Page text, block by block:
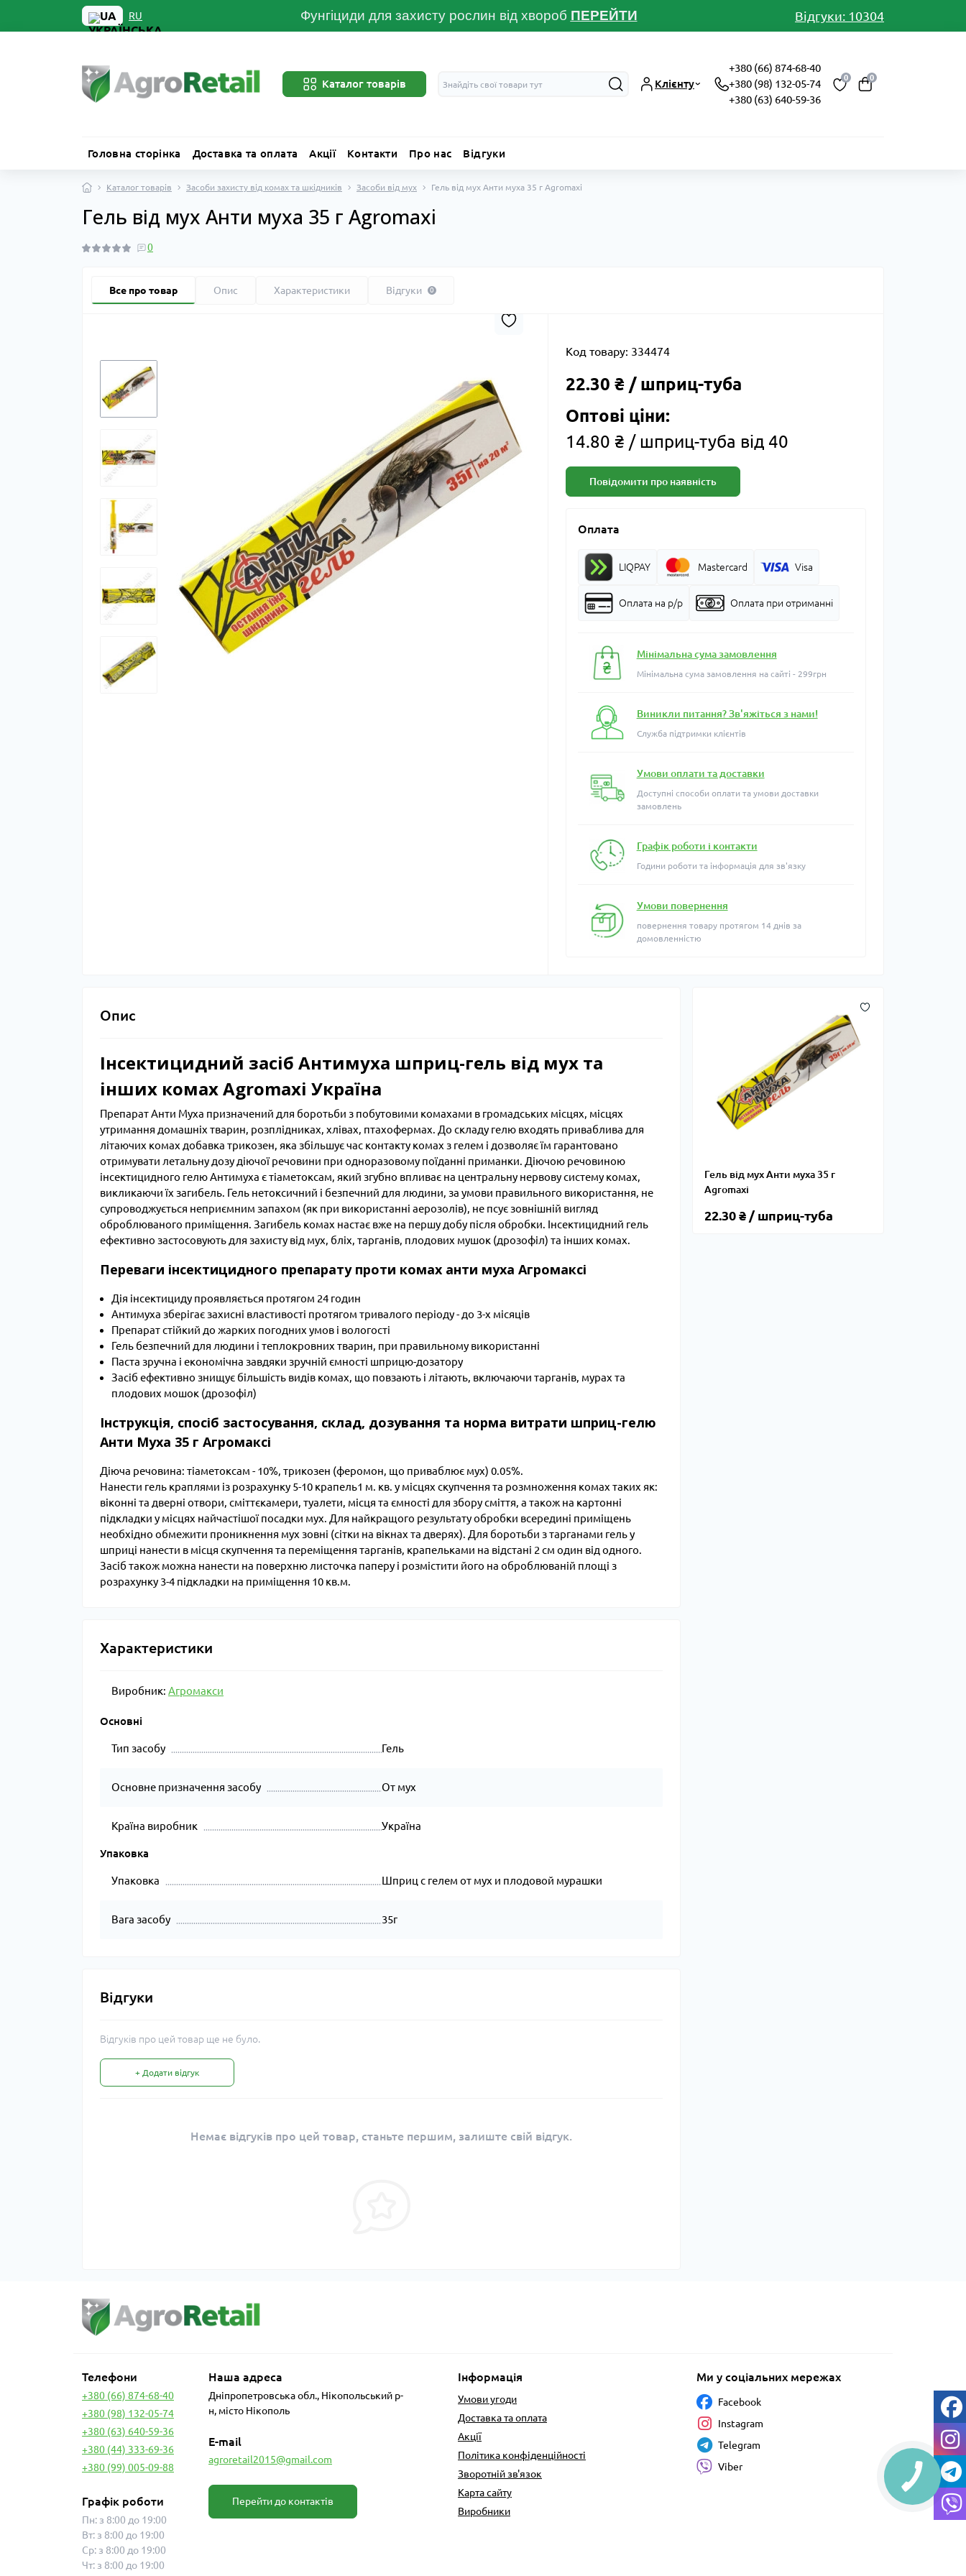
UA RU Фунгіциди для захисту рослин від хвороб ПЕРЕЙТИ Відгуки: 10304
Каталог товарів Клієнту
+380 (66) 874-68-40
+380 (98) 132-05-74
+380 (63) 640-59-36
0 0
Головна сторінка Доставка та оплата Акції Контакти Про нас Відгуки
Каталог товарів Засоби захисту від комах та шкідників Засоби від мух Гель від мух Анти муха 35 г Agromaxi
Гель від мух Анти муха 35 г Agromaxi
0
Все про товар Опис Характеристики Відгуки 0
Код товару: 334474
22.30 ₴ / шприц-туба
Оптові ціни:
14.80 ₴ / шприц-туба від 40
Повідомити про наявність
Оплата
LIQPAY Mastercard Visa
Оплата на р/р Оплата при отриманні
Мінімальна сума замовлення
Мінімальна сума замовлення на сайті - 299грн
Виникли питання? Зв'яжіться з нами!
Служба підтримки клієнтів
Умови оплати та доставки
Доступні способи оплати та умови доставки
замовлень
Графік роботи і контакти
Години роботи та інформація для зв'язку
Умови повернення
повернення товару протягом 14 днів за
домовленністю
Гель від мух Анти муха 35 г
Agromaxi
22.30 ₴ / шприц-туба
Опис
Інсектицидний засіб Антимуха шприц-гель від мух та
інших комах Agromaxi Україна
Препарат Анти Муха призначений для боротьби з побутовими комахами в громадських місцях, місцях
утримання домашніх тварин, розплідниках, хлівах, птахофермах. До складу гелю входять приваблива для
літаючих комах добавка трикозен, яка збільшує час контакту комах з гелем і дозволяє їм гарантовано
отримувати летальну дозу діючої речовини при одноразовому поїданні приманки. Діючою речовиною
інсектицидного гелю Антимуха є тіаметоксам, який згубно впливає на центральну нервову систему комах,
викликаючи їх загибель. Гель нетоксичний і безпечний для людини, за умови правильного використання, не
супроводжується неприємним запахом (як при використанні аерозолів), не псує зовнішній вигляд
оброблюваного приміщення. Загибель комах настає вже на першу добу після обробки. Інсектицидний гель
ефективно застосовують для захисту від мух, бліх, тарганів, плодових мушок (дрозофіл) та інших комах.
Переваги інсектицидного препарату проти комах анти муха Агромаксі
Дія інсектициду проявляється протягом 24 годин
Антимуха зберігає захисні властивості протягом тривалого періоду - до 3-х місяців
Препарат стійкий до жарких погодних умов і вологості
Гель безпечний для людини і теплокровних тварин, при правильному використанні
Паста зручна і економічна завдяки зручній ємності шприцю-дозатору
Засіб ефективно знищує більшість видів комах, що повзають і літають, включаючи тарганів, мурах та
плодових мошок (дрозофіл)
Інструкція, спосіб застосування, склад, дозування та норма витрати шприц-гелю
Анти Муха 35 г Агромаксі
Діюча речовина: тіаметоксам - 10%, трикозен (феромон, що приваблює мух) 0.05%.
Нанести гель краплями із розрахунку 5-10 крапель1 м. кв. у місцях скупчення та розмноження комах таких як:
віконні та дверні отвори, сміттєкамери, туалети, місця та ємності для збору сміття, а також на картонні
підкладки у місцях найчастішої посадки мух. Для найкращого результату обробки всередині приміщень
необхідно обмежити проникнення мух зовні (сітки на вікнах та дверях). Для боротьби з тарганами гель у
шприці нанести в місця скупчення та переміщення тарганів, крапельками на відстані 2 см один від одного.
Засіб також можна нанести на поверхню листочка паперу і розмістити його на оброблюваній площі з
розрахунку 3-4 підкладки на приміщення 10 кв.м.
Характеристики
Виробник: Агромакси
Основні
Тип засобу Гель
Основне призначення засобу От мух
Країна виробник Україна
Упаковка
Упаковка Шприц с гелем от мух и плодовой мурашки
Вага засобу 35г
Відгуки
Відгуків про цей товар ще не було.
+ Додати відгук
Немає відгуків про цей товар, станьте першим, залиште свій відгук.
Телефони
+380 (66) 874-68-40
+380 (98) 132-05-74
+380 (63) 640-59-36
+380 (44) 333-69-36
+380 (99) 005-09-88
Графік роботи
Пн: з 8:00 до 19:00
Вт: з 8:00 до 19:00
Ср: з 8:00 до 19:00
Чт: з 8:00 до 19:00
Наша адреса
Дніпропетровська обл., Нікопольський р-
н, місто Нікополь
E-mail
agroretail2015@gmail.com
Перейти до контактів
Інформація
Умови угоди
Доставка та оплата
Акції
Політика конфіденційності
Зворотній зв'язок
Карта сайту
Виробники
Ми у соціальних мережах
Facebook
Instagram
Telegram
Viber